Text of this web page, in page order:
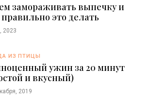
замораживать выпечку и
это делать
2023
ИЗ ПТИЦЫ
ужин за 20 минут
и вкусный)
2019